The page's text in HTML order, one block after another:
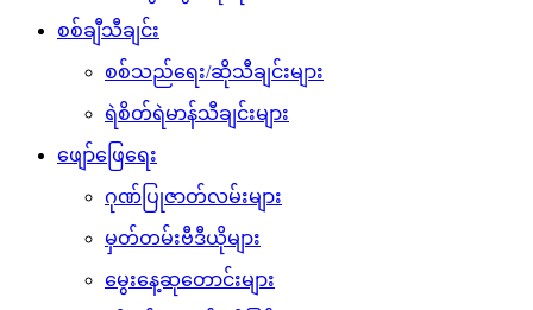
စစ်ချီသီချင်း
စစ်သည်ရေး/ဆိုသီချင်းများ
ရဲစိတ်ရဲမာန်သီချင်းများ
ဖျော်ဖြေရေး
ဂုဏ်ပြုဇာတ်လမ်းများ
မှတ်တမ်းဗီဒီယိုများ
မွေးနေ့ဆုတောင်းများ